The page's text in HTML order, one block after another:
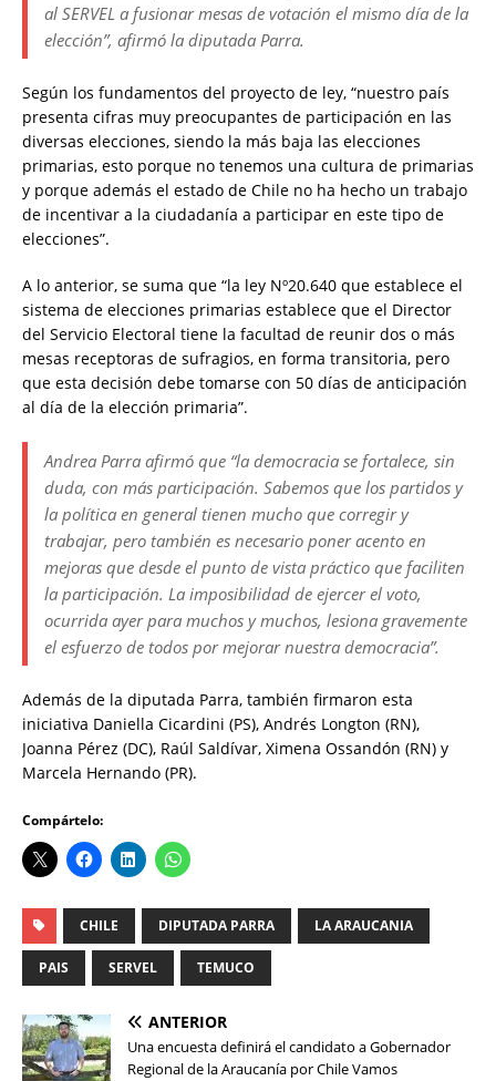
al SERVEL a fusionar mesas de votación el mismo día de la
elección”, afirmó la diputada Parra.
Según los fundamentos del proyecto de ley, “nuestro país
presenta cifras muy preocupantes de participación en las
diversas elecciones, siendo la más baja las elecciones
primarias, esto porque no tenemos una cultura de primarias
y porque además el estado de Chile no ha hecho un trabajo
de incentivar a la ciudadanía a participar en este tipo de
elecciones”.
A lo anterior, se suma que “la ley Nº20.640 que establece el
sistema de elecciones primarias establece que el Director
del Servicio Electoral tiene la facultad de reunir dos o más
mesas receptoras de sufragios, en forma transitoria, pero
que esta decisión debe tomarse con 50 días de anticipación
al día de la elección primaria”.
Andrea Parra afirmó que “la democracia se fortalece, sin
duda, con más participación. Sabemos que los partidos y
la política en general tienen mucho que corregir y
trabajar, pero también es necesario poner acento en
mejoras que desde el punto de vista práctico que faciliten
la participación. La imposibilidad de ejercer el voto,
ocurrida ayer para muchos y muchos, lesiona gravemente
el esfuerzo de todos por mejorar nuestra democracia”.
Además de la diputada Parra, también firmaron esta
iniciativa Daniella Cicardini (PS), Andrés Longton (RN),
Joanna Pérez (DC), Raúl Saldívar, Ximena Ossandón (RN) y
Marcela Hernando (PR).
Compártelo:
CHILE DIPUTADA PARRA LA ARAUCANIA
PAIS SERVEL TEMUCO
ANTERIOR
Una encuesta definirá el candidato a Gobernador
Regional de la Araucanía por Chile Vamos